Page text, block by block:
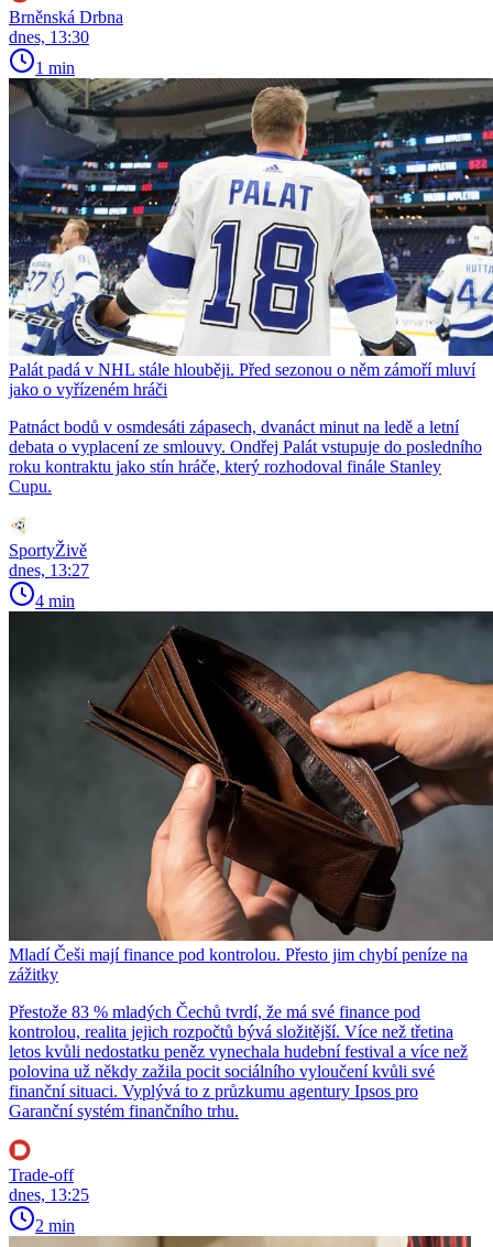
Brněnská Drbna
dnes, 13:30
1 min
Palát padá v NHL stále hlouběji. Před sezonou o něm zámoří mluví
jako o vyřízeném hráči
Patnáct bodů v osmdesáti zápasech, dvanáct minut na ledě a letní
debata o vyplacení ze smlouvy. Ondřej Palát vstupuje do posledního
roku kontraktu jako stín hráče, který rozhodoval finále Stanley
Cupu.
SportyŽivě
dnes, 13:27
4 min
Mladí Češi mají finance pod kontrolou. Přesto jim chybí peníze na
zážitky
Přestože 83 % mladých Čechů tvrdí, že má své finance pod
kontrolou, realita jejich rozpočtů bývá složitější. Více než třetina
letos kvůli nedostatku peněz vynechala hudební festival a více než
polovina už někdy zažila pocit sociálního vyloučení kvůli své
finanční situaci. Vyplývá to z průzkumu agentury Ipsos pro
Garanční systém finančního trhu.
Trade-off
dnes, 13:25
2 min